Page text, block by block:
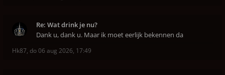
Re: Wat drink je nu?
Dank u, dank u. Maar ik moet eerlijk bekennen da
Hk87, do 06 aug 2026, 17:49